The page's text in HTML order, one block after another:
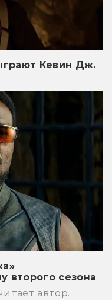
Кевин Дж.
второго сезона
автор.